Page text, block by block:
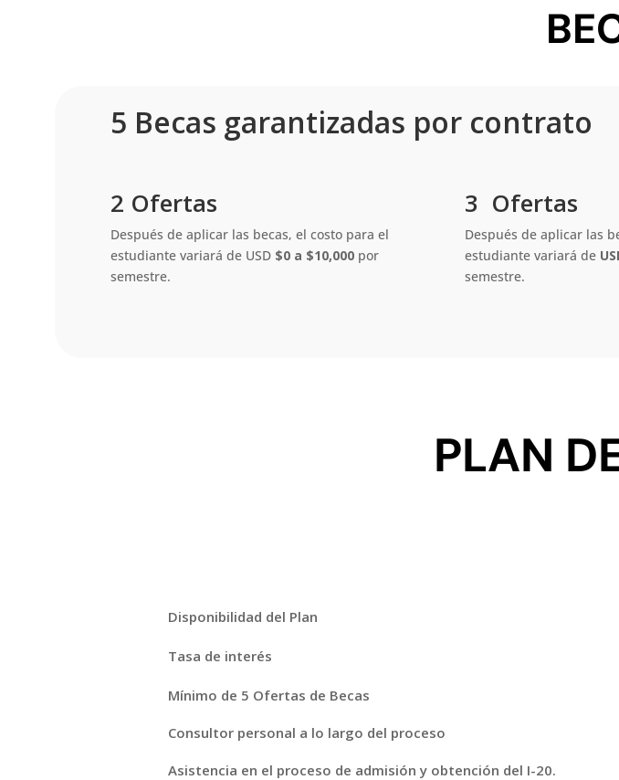
5 Becas garantizadas por contrato
2 Ofertas
Después de aplicar las becas, el costo para el
estudiante variará de USD $0 a $10,000 por
semestre.
3 Ofertas
Después de aplicar las
estudiante variará de
semestre.
PLAN
Disponibilidad del Plan
Tasa de interés
Mínimo de 5 Ofertas de Becas
Consultor personal a lo largo del proceso
Asistencia en el proceso de admisión y obtención del I-20.